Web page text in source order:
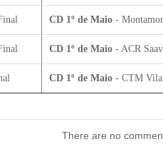
CD 1º de Maio -
CD 1º de Maio - ACR
CD 1º de Maio - CTM Vila
There are no